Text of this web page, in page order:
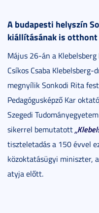
A budapesti helyszín
kiállításának is otthont
Május 26-án a
Csíkos Csaba
megnyílik Sonkodi Rita
Pedagógusképző Kar
Szegedi
sikerrel bemutatott
tiszteletadás a 150 évvel
közoktatásügyi miniszter,
atyja előtt.